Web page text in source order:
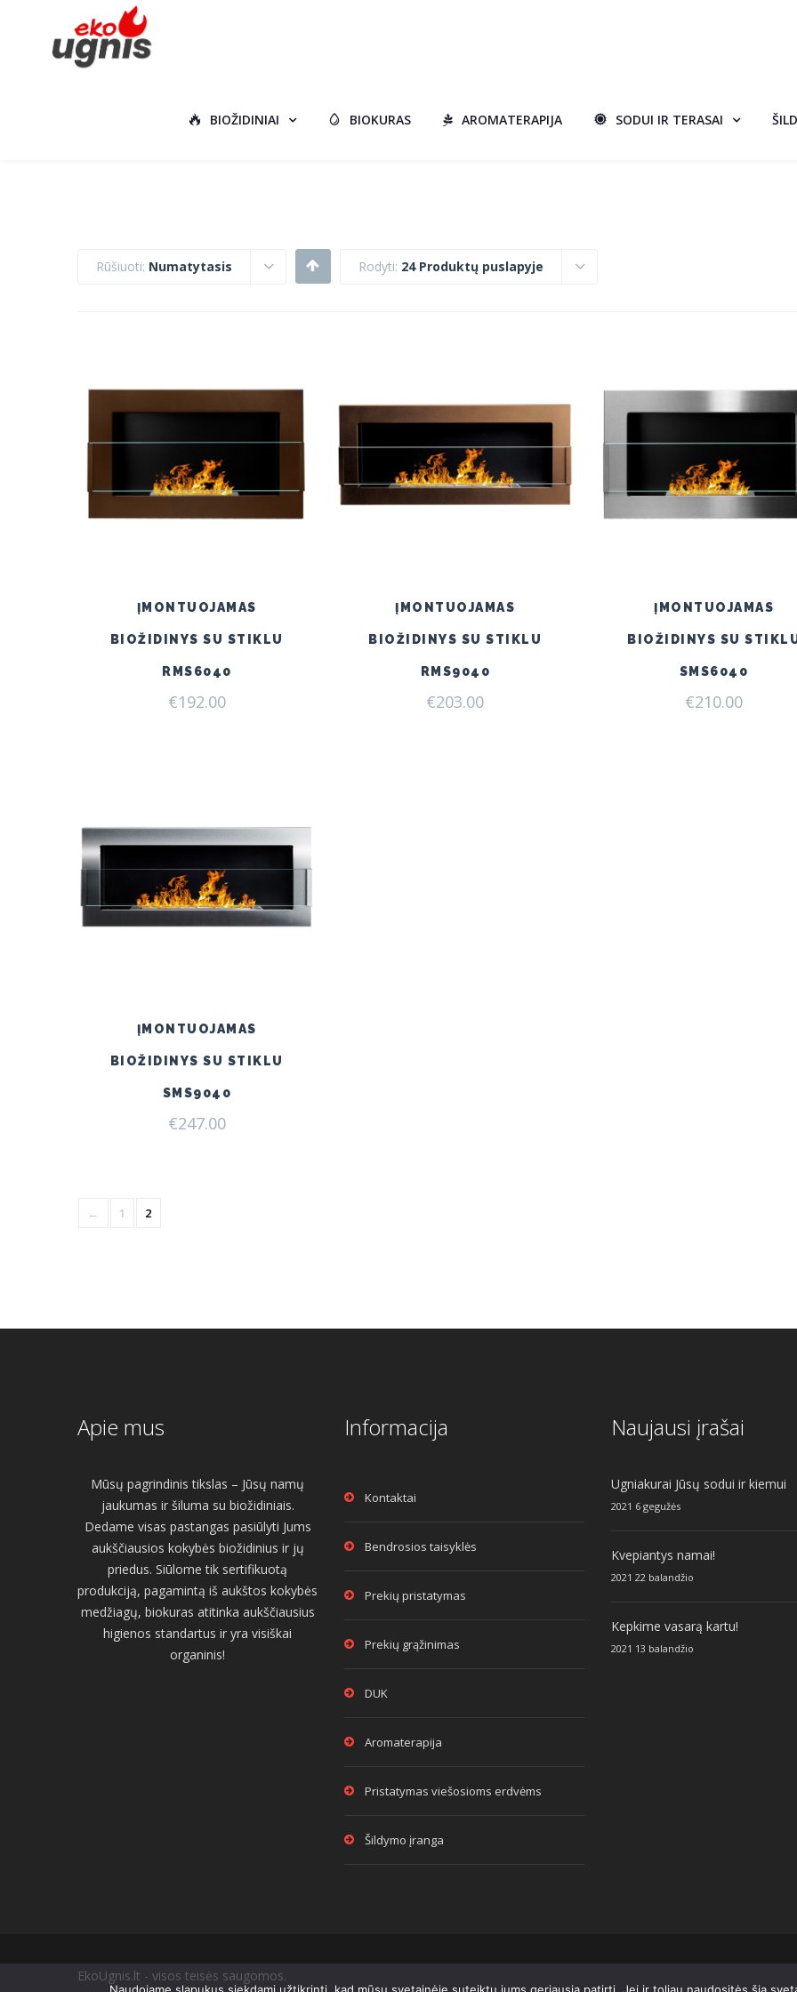
BIOŽIDINIAI BIOKURAS AROMATERAPIJA SODUI IR TERASAI
Rūšiuoti: Numatytasis Rodyti: 24 Produktų puslapyje
ĮMONTUOJAMAS
BIOŽIDINYS SU STIKLU
RMS6040
€192.00
ĮMONTUOJAMAS
BIOŽIDINYS SU STIKLU
RMS9040
€203.00
ĮMONTUOJAMAS
BIOŽIDINYS SU
SMS6040
€210.00
ĮMONTUOJAMAS
BIOŽIDINYS SU STIKLU
SMS9040
€247.00
← 1 2
Apie mus
Mūsų pagrindinis tikslas – Jūsų namų
jaukumas ir šiluma su biožidiniais.
Dedame visas pastangas pasiūlyti Jums
aukščiausios kokybės biožidinius ir jų
priedus. Siūlome tik sertifikuotą
produkciją, pagamintą iš aukštos kokybės
medžiagų, biokuras atitinka aukščiausius
higienos standartus ir yra visiškai
organinis!
Informacija
Kontaktai
Bendrosios taisyklės
Prekių pristatymas
Prekių grąžinimas
DUK
Aromaterapija
Pristatymas viešosioms erdvėms
Šildymo įranga
Naujausi įrašai
Ugniakurai Jūsų sodui ir kiemui
2021 6 gegužės
Kvepiantys namai!
2021 22 balandžio
Kepkime vasarą kartu!
2021 13 balandžio
EkoUgnis.lt - visos teisės saugomos.